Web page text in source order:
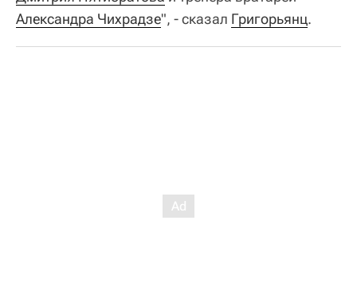
Александра Чихрадзе", - сказал Григорьянц.